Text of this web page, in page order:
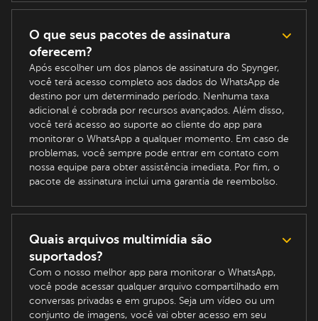
O que seus pacotes de assinatura
oferecem?
Após escolher um dos planos de assinatura do Spynger,
você terá acesso completo aos dados do WhatsApp de
destino por um determinado período. Nenhuma taxa
adicional é cobrada por recursos avançados. Além disso,
você terá acesso ao suporte ao cliente do app para
monitorar o WhatsApp a qualquer momento. Em caso de
problemas, você sempre pode entrar em contato com
nossa equipe para obter assistência imediata. Por fim, o
pacote de assinatura inclui uma garantia de reembolso.
Quais arquivos multimídia são
suportados?
Com o nosso melhor app para monitorar o WhatsApp,
você pode acessar qualquer arquivo compartilhado em
conversas privadas e em grupos. Seja um vídeo ou um
conjunto de imagens, você vai obter acesso em seu